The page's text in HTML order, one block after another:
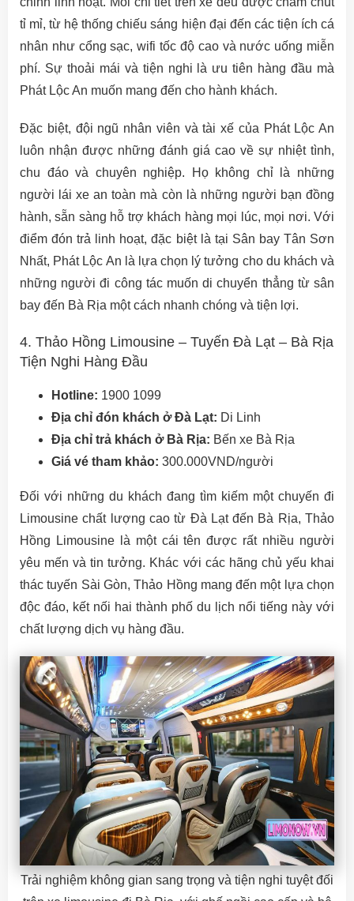
tỉ mỉ, từ hệ thống chiếu sáng hiện đại đến các tiện ích cá
nhân như cổng sạc, wifi tốc độ cao và nước uống miễn
phí. Sự thoải mái và tiện nghi là ưu tiên hàng đầu mà
Phát Lộc An muốn mang đến cho hành khách.
Đặc biệt, đội ngũ nhân viên và tài xế của Phát Lộc An
luôn nhận được những đánh giá cao về sự nhiệt tình,
chu đáo và chuyên nghiệp. Họ không chỉ là những
người lái xe an toàn mà còn là những người bạn đồng
hành, sẵn sàng hỗ trợ khách hàng mọi lúc, mọi nơi. Với
điểm đón trả linh hoạt, đặc biệt là tại Sân bay Tân Sơn
Nhất, Phát Lộc An là lựa chọn lý tưởng cho du khách và
những người đi công tác muốn di chuyển thẳng từ sân
bay đến Bà Rịa một cách nhanh chóng và tiện lợi.
4. Thảo Hồng Limousine – Tuyến Đà Lạt – Bà Rịa
Tiện Nghi Hàng Đầu
Hotline: 1900 1099
Địa chỉ đón khách ở Đà Lạt: Di Linh
Địa chỉ trả khách ở Bà Rịa: Bến xe Bà Rịa
Giá vé tham khảo: 300.000VND/người
Đối với những du khách đang tìm kiếm một chuyến đi
Limousine chất lượng cao từ Đà Lạt đến Bà Rịa, Thảo
Hồng Limousine là một cái tên được rất nhiều người
yêu mến và tin tưởng. Khác với các hãng chủ yếu khai
thác tuyến Sài Gòn, Thảo Hồng mang đến một lựa chọn
độc đáo, kết nối hai thành phố du lịch nổi tiếng này với
chất lượng dịch vụ hàng đầu.
Trải nghiệm không gian sang trọng và tiện nghi tuyệt đối